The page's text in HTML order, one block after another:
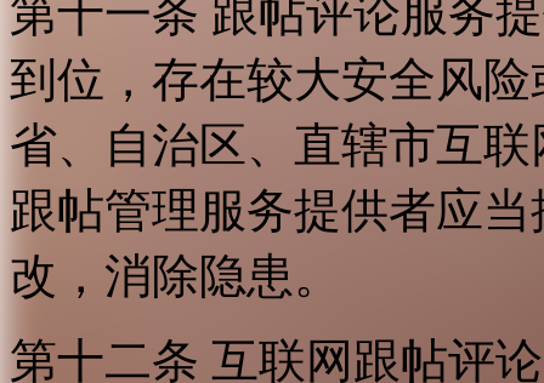
第十一条 跟帖评论服务
到位，存在较大安全风
省、自治区、直辖市互
跟帖管理服务提供者应
改，消除隐患。
第十二条 互联网跟帖评